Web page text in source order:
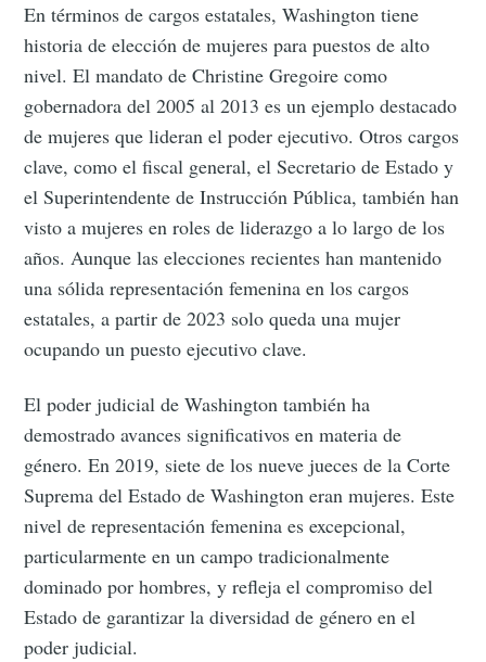
En términos de cargos estatales, Washington tiene
historia de elección de mujeres para puestos de alto
nivel. El mandato de Christine Gregoire como
gobernadora del 2005 al 2013 es un ejemplo destacado
de mujeres que lideran el poder ejecutivo. Otros cargos
clave, como el fiscal general, el Secretario de Estado y
el Superintendente de Instrucción Pública, también han
visto a mujeres en roles de liderazgo a lo largo de los
años. Aunque las elecciones recientes han mantenido
una sólida representación femenina en los cargos
estatales, a partir de 2023 solo queda una mujer
ocupando un puesto ejecutivo clave.
El poder judicial de Washington también ha
demostrado avances significativos en materia de
género. En 2019, siete de los nueve jueces de la Corte
Suprema del Estado de Washington eran mujeres. Este
nivel de representación femenina es excepcional,
particularmente en un campo tradicionalmente
dominado por hombres, y refleja el compromiso del
Estado de garantizar la diversidad de género en el
poder judicial.